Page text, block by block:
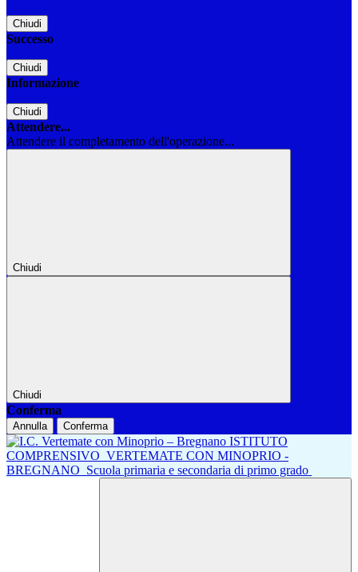
Chiudi
Successo
Chiudi
Informazione
Chiudi
Attendere...
Attendere il completamento dell'operazione...
Chiudi
Chiudi
Conferma
Annulla Conferma
ISTITUTO
COMPRENSIVO VERTEMATE CON MINOPRIO -
BREGNANO Scuola primaria e secondaria di primo grado